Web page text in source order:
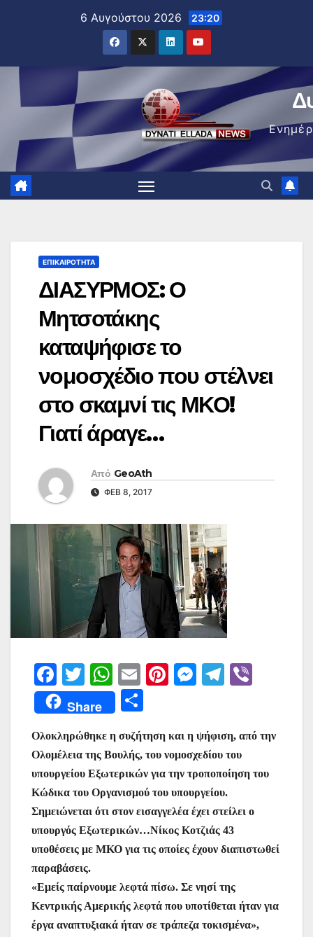
6 Αυγούστου 2026 23:20
ΕΠΙΚΑΙΡΌΤΗΤΑ
ΔΙΑΣΥΡΜΟΣ: Ο
Μητσοτάκης
καταψήφισε το
νομοσχέδιο που στέλνει
στο σκαμνί τις ΜΚΟ!
Γιατί άραγε…
Από GeoAth
ΦΕΒ 8, 2017
F
a
c
e
b
o
o
k
T
w
itt
er
W
h
at
s
A
p
p
E
m
ai
l
Pi
e
st
M
s
e
n
g
er
T
gr
a
m
Share
ρ
α
σ
τε
ίτ
ε
Ολοκληρώθηκε η συζήτηση και η ψήφιση, από την
Ολομέλεια της Βουλής, του νομοσχεδίου του
υπουργείου Εξωτερικών για την τροποποίηση του
Κώδικα του Οργανισμού του υπουργείου.
Σημειώνεται ότι στον εισαγγελέα έχει στείλει ο
υπουργός Εξωτερικών…Νίκος Κοτζιάς 43
υποθέσεις με ΜΚΟ για τις οποίες έχουν διαπιστωθεί
παραβάσεις.
«Εμείς παίρνουμε λεφτά πίσω. Σε νησί της
Κεντρικής Αμερικής λεφτά που υποτίθεται ήταν για
έργα αναπτυξιακά ήταν σε τράπεζα τοκισμένα»,